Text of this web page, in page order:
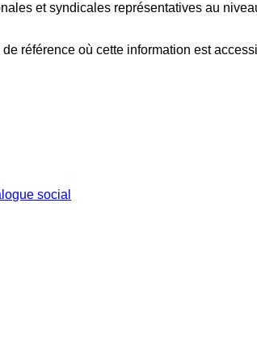
et syndicales représentatives au
référence où cette information est
social